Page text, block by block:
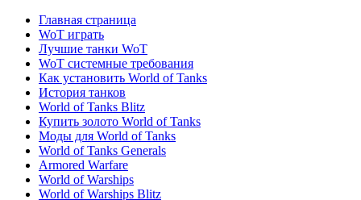
Главная страница
WoT играть
Лучшие танки WoT
WoT системные требования
Как установить World of Tanks
История танков
World of Tanks Blitz
Купить золото World of Tanks
Моды для World of Tanks
World of Tanks Generals
Armored Warfare
World of Warships
World of Warships Blitz